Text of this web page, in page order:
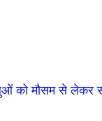
को मौसम से लेकर